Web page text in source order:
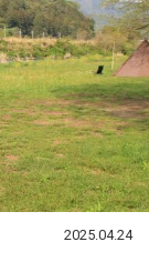
2025.04.24